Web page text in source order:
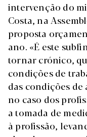
intervenção do
Costa, na
proposta
ano. «É este
tornar crónico,
condições de
das condições
no caso dos
a tomada de
à profissão,